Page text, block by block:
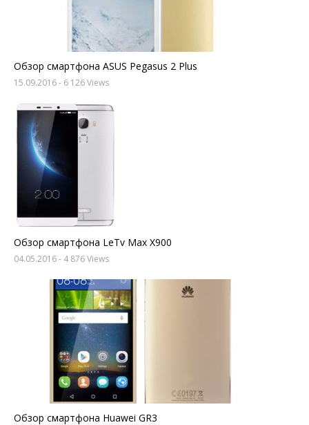
Обзор смартфона ASUS Pegasus 2 Plus
15.09.2016- 6 126 Views
Обзор смартфона LeTv Max X900
04.05.2016- 4 876 Views
Обзор смартфона Huawei GR3